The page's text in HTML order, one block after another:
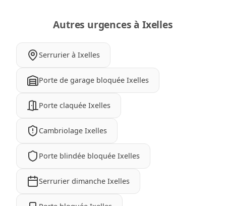
Autres urgences à Ixelles
Serrurier à Ixelles
Porte de garage bloquée Ixelles
Porte claquée Ixelles
Cambriolage Ixelles
Porte blindée bloquée Ixelles
Serrurier dimanche Ixelles